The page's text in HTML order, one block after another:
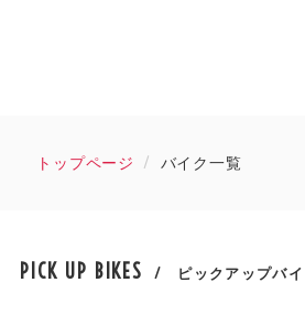
トップページ バイク一覧
PICK UP BIKES / ピックアップバ